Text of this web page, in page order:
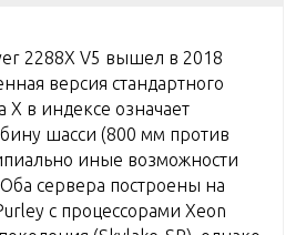
2288X V5 вышел в 2018
версия стандартного
в индексе означает
шасси (800 мм против
иные возможности
сервера построены на
с процессорами Xeon